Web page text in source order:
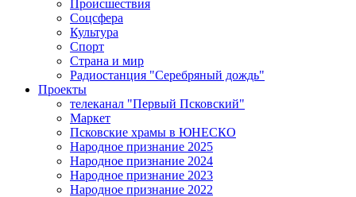
Происшествия
Соцсфера
Культура
Спорт
Страна и мир
Радиостанция "Серебряный дождь"
Проекты
телеканал "Первый Псковский"
Маркет
Псковские храмы в ЮНЕСКО
Народное признание 2025
Народное признание 2024
Народное признание 2023
Народное признание 2022